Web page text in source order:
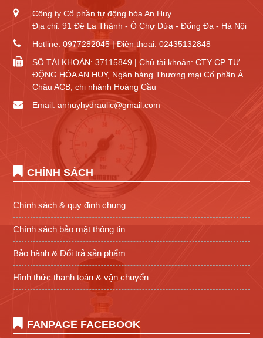
Công ty Cổ phần tự động hóa An Huy
Địa chỉ: 91 Đê La Thành - Ô Chợ Dừa - Đống Đa - Hà Nội
Hotline: 0977282045 | Điện thoại: 02435132848
SỐ TÀI KHOẢN: 37115849 | Chủ tài khoản: CTY CP TỰ
ĐỘNG HÓA AN HUY, Ngân hàng Thương mại Cổ phần Á
Châu ACB, chi nhánh Hoàng Cầu
Email: anhuyhydraulic@gmail.com
CHÍNH SÁCH
Chính sách & quy định chung
Chính sách bảo mật thông tin
Bảo hành & Đổi trả sản phẩm
Hình thức thanh toán & vận chuyển
FANPAGE FACEBOOK